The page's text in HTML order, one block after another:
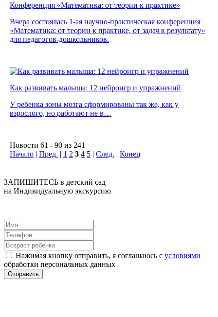
Конференция «Математика: от теории к практике»
Вчера состоялась 1-ая научно-практическая конференция
«Математика: от теории к практике, от задач к результату»
для педагогов-дошкольников.
Как развивать малыша: 12 нейроигр и упражнений
У ребенка зоны мозга сформированы так же, как у
взрослого, но работают не в…
Новости 61 - 90 из 241
Начало | Пред. | 1 2 3 4 5 | След. | Конец
ЗАПИШИТЕСЬ в детский сад
на Индивидуальную экскурсию
Нажимая кнопку отправить, я соглашаюсь с условиями
обработки персональных данных